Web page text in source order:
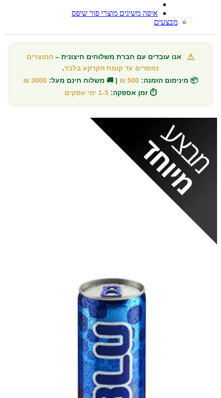
איפה משיגים מוצרי פור שיפס
מבצעים
⚠️ אנו עובדים עם חברת משלוחים חיצונית –המוצרים
נמסרים עד קומת הקרקע בלבד.
📦 מינימום הזמנה: 500 ₪ | 🚚 משלוח חינם מעל: 3000 ₪
⏱️ זמן אספקה: 1-5 ימי עסקים